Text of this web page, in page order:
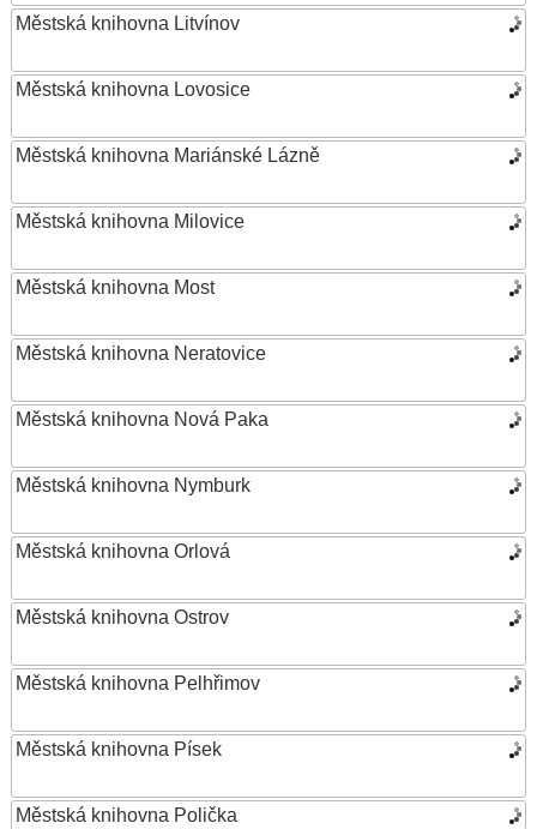
Městská knihovna Litvínov
Městská knihovna Lovosice
Městská knihovna Mariánské Lázně
Městská knihovna Milovice
Městská knihovna Most
Městská knihovna Neratovice
Městská knihovna Nová Paka
Městská knihovna Nymburk
Městská knihovna Orlová
Městská knihovna Ostrov
Městská knihovna Pelhřimov
Městská knihovna Písek
Městská knihovna Polička